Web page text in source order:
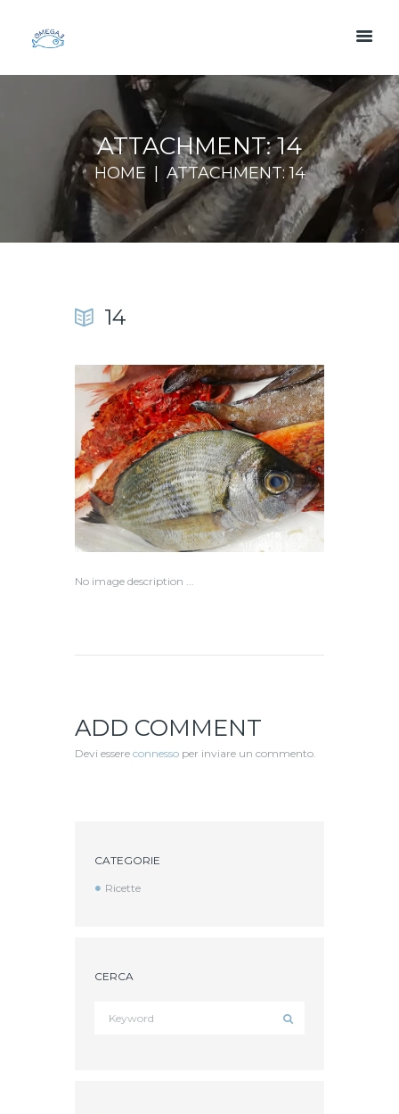
ATTACHMENT: 14
HOME ATTACHMENT: 14
14
No image description ...
ADD COMMENT
Devi essere connesso per inviare un commento.
CATEGORIE
Ricette
CERCA